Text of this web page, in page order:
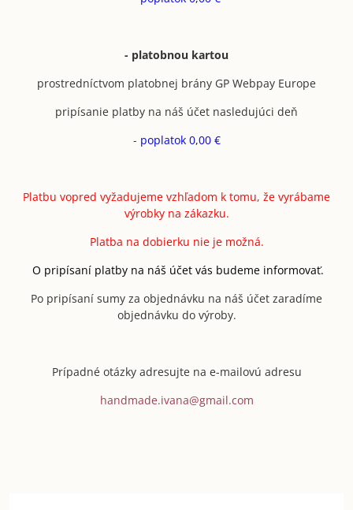
- platobnou kartou
prostredníctvom platobnej brány GP Webpay Europe
pripísanie platby na náš účet nasledujúci deň
- poplatok 0,00 €
Platbu vopred vyžadujeme vzhľadom k tomu, že vyrábame
výrobky na zákazku.
Platba na dobierku nie je možná.
O pripísaní platby na náš účet vás budeme informovať.
Po pripísaní sumy za objednávku na náš účet zaradíme
objednávku do výroby.
Prípadné otázky adresujte na e-mailovú adresu
handmade.ivana@gmail.com